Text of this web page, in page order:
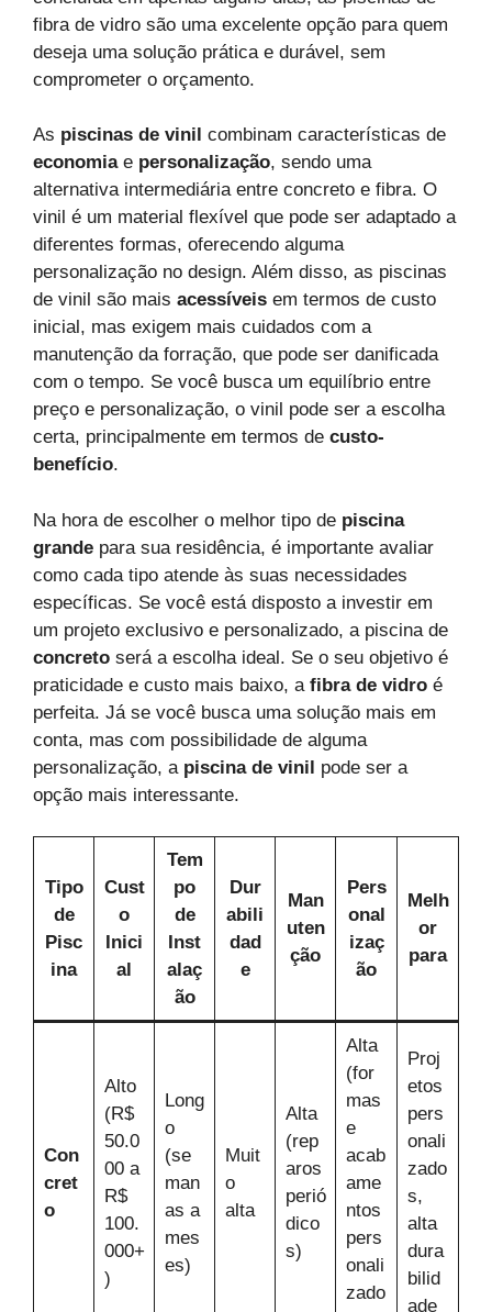
fibra de vidro são uma excelente opção para quem
deseja uma solução prática e durável, sem
comprometer o orçamento.
As piscinas de vinil combinam características de
economiae personalização, sendo uma
alternativa intermediária entre concreto e fibra. O
vinil é um material flexível que pode ser adaptado a
diferentes formas, oferecendo alguma
personalização no design. Além disso, as piscinas
de vinil são mais acessíveis em termos de custo
inicial, mas exigem mais cuidados com a
manutenção da forração, que pode ser danificada
com o tempo. Se você busca um equilíbrio entre
preço e personalização, o vinil pode ser a escolha
certa, principalmente em termos de custo-
benefício.
Na hora de escolher o melhor tipo de piscina
grande para sua residência, é importante avaliar
como cada tipo atende às suas necessidades
específicas. Se você está disposto a investir em
um projeto exclusivo e personalizado, a piscina de
concreto será a escolha ideal. Se o seu objetivo é
praticidade e custo mais baixo, a fibra de vidro é
perfeita. Já se você busca uma solução mais em
conta, mas com possibilidade de alguma
personalização, a piscina de vinil pode ser a
opção mais interessante.
Tipo
de
Pisc
ina
Cust
o
Inici
al
Tem
po
de
Inst
alaç
ão
Dur
abili
dad
e
Man
uten
ção
Pers
onal
izaç
ão
Melh
or
para
Con
cret
o
Alto
(R$
50.0
00 a
R$
100.
000+
)
Long
o
(se
man
as a
mes
es)
Muit
o
alta
Alta
(rep
aros
perió
dico
s)
Alta
(for
mas
e
acab
ame
ntos
pers
onali
zado
Proj
etos
pers
onali
zado
s,
alta
dura
bilid
ade